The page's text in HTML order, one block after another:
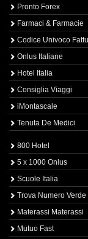
Pronto Forex
Farmaci & Farmacie
Codice Univoco
Onlus Italiane
Hotel Italia
Consiglia Viaggi
iMontascale
Tenuta De Medici
800 Hotel
5 x 1000 Onlus
Scuole Italia
Trova Numero Verde
Materassi Materassi
Mutuo Fast